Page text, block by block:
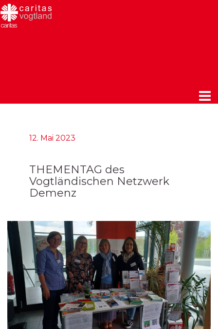
12. Mai 2023
THEMENTAG des
Vogtländischen Netzwerk
Demenz